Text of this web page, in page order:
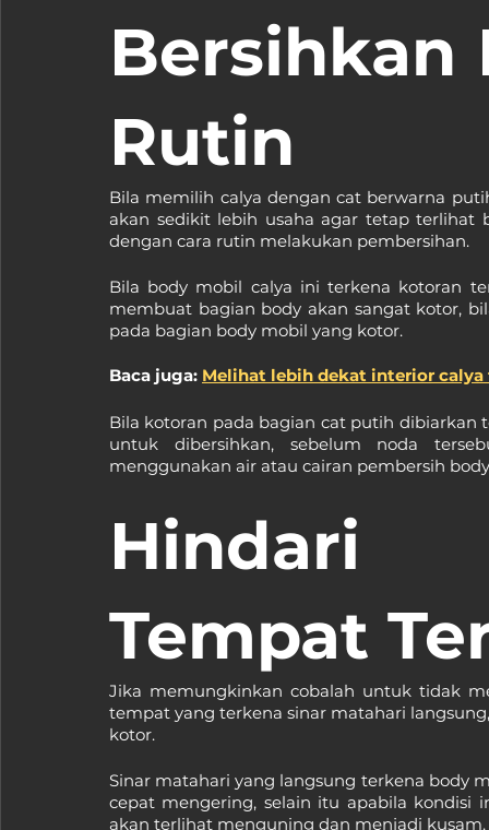
Bersihkan
Rutin
Bila memilih calya dengan cat berwarna
akan sedikit lebih usaha agar tetap terlihat
dengan cara rutin melakukan pembersihan.
Bila body mobil calya ini terkena kotoran
membuat bagian body akan sangat kotor,
pada bagian body mobil yang kotor.
Baca juga: Melihat lebih dekat interior calya
Bila kotoran pada bagian cat putih
untuk dibersihkan, sebelum noda
menggunakan air atau cairan pembersih
Hindari
Tempat
Jika memungkinkan cobalah untuk tidak
tempat yang terkena sinar matahari
kotor.
Sinar matahari yang langsung terkena body
cepat mengering, selain itu apabila
akan terlihat menguning dan menjadi kusam.